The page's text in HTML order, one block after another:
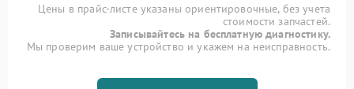
Цены в прайс-листе указаны ориентировочные, без учета
стоимости запчастей.
Записывайтесь на бесплатную диагностику.
Мы проверим ваше устройство и укажем на неисправность.